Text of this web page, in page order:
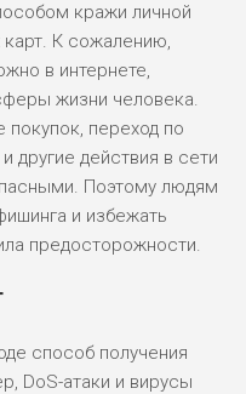
кражи личной
К сожалению,
в интернете,
жизни человека.
переход по
действия в сети
Поэтому людям
и избежать
предосторожности.
способ получения
DoS-атаки и вирусы